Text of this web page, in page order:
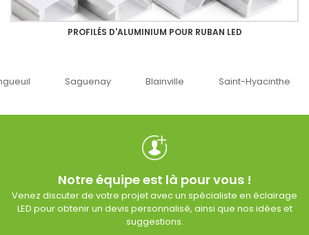
PROFILÉS D'ALUMINIUM POUR RUBAN LED
Blainville Saint-Hyacinthe Ottawa
Notre équipe est là pour vous !
Venez discuter de votre projet avec un spécialiste en éclairage
LED pour obtenir un devis personnalisé, ainsi que nos idées et
suggestions.